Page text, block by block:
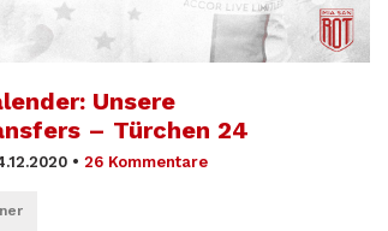
Unsere
– Türchen 24
• 26 Kommentare